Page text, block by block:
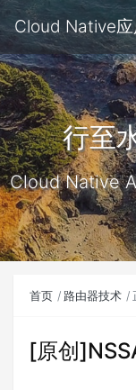
Cloud Native
行至
Cloud Native
首页 路由器技术
[原创